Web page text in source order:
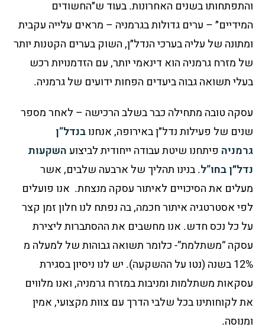
והתפתחותו בשנים האחרונות. בעוד ש״החשודים
המידיים״ – ערים גדולות בגרמניה – מראים עלייה עקבית
ומתונה של עליה בערכי הנדל״ן, השוק בערים הקטנות יותר
של מזרח גרמניה הוא דינאמי יותר, עם הזדמנויות רכש
בעלי תשואה גבוה ביעדים הפחות ידועים של גרמניה.
עסקה טובה מתחילה כבר בשלב הרכישה – לאחר מספר
שנים של פעילות נדל״ן באירופה, אנחנובנדל”ן
גרמניה פיתחנו שיטת עבודה ייחודית לביצועהשקעות
נדל״ן בחו”ל. בנינו תהליך של ארבעה שלבים, אשר
מעלים את הסיכויים לאיתור עסקה מנצחת. אנו פועלים
לפי אסטרטגיה איתור חכמה, בה נפתח לנו חלון זמן קצר
על כל נכס חדש. אנו מחשבים את ההסתברות ליצירת
עסקה “משתלמת”- כלומר תשואה גבוהות של למעלה מ
12% בשנה (נטו על ההשקעה). יש לנו ניסיון בסגירת
עסקאות משתלמות ומניבות במזרח גרמניה, ואנו מלווים
את לקוחותינו בכל שלבי הדרך עם צוות מקצועי, אמין
ומנוסה.